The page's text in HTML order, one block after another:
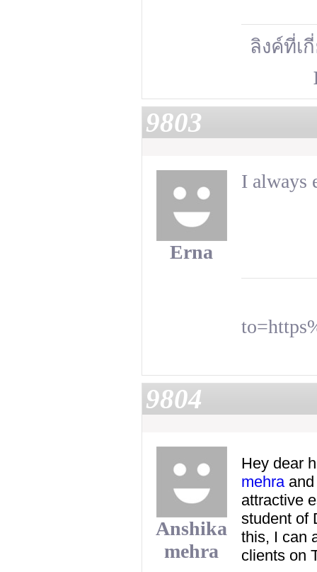
ลิงค์ที่เ
9803
Erna
I always
9804
Anshika
mehra
Hey dear
mehraand
attractive
student of
this, I can
clients on